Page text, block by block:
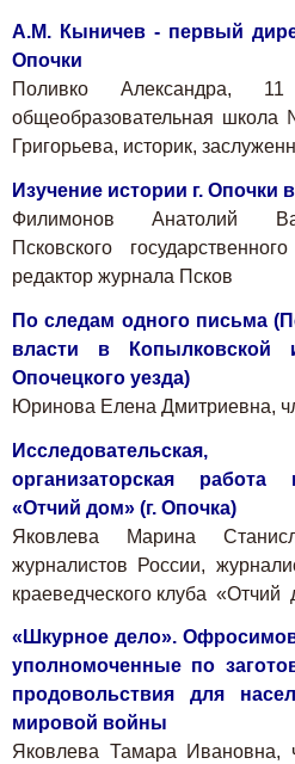
А.М. Кыничев - первый
Опочки
Поливко Александра,
общеобразовательная
Григорьева, историк,
Изучение истории г. Опочки
Филимонов Анатолий
Псковского
редактор журнала Псков
По следам одного письма
власти в Копылковской
Опочецкого уезда)
Юринова Елена Дмитриевна,
организаторская работа
«Отчий дом» (г. Опочка)
Яковлева Марина
журналистов России,
краеведческого клуба «Отчий
«Шкурное дело».
уполномоченные по
продовольствия для
мировой войны
Яковлева Тамара